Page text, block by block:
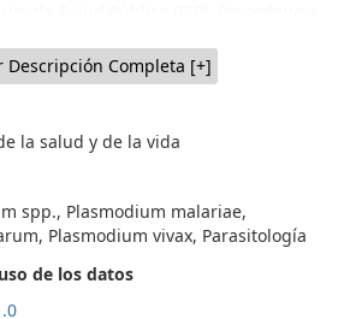
1968 (donación realizada al
Biológica de Parasitología
Facultad de Medicina, Universidad de
parcial a través de Proyecto FIDOP
Inés Zulantay. Material generado
de académicos parasitólogos de
Schenone y colaboradores y, material
Sur, Dr. Werner Apt y colaboradores,
de parasitólogos extranjeros, como
en este dataset, donado por el Dr.
Nocht Institute for
Descripción Completa [+]
la salud y de la vida
spp., Plasmodium malariae,
Plasmodium vivax, Parasitología
de los datos